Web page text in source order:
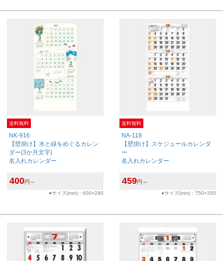
送料無料
NK-916
【壁掛け】水と緑をめぐるカレン
ダー(3か月文字)
名入れカレンダー
400円～
●サイズ(mm)：600×280
送料無料
NA-118
【壁掛け】スケジュールカレンダ
ー
名入れカレンダー
459円～
●サイズ(mm)：750×350